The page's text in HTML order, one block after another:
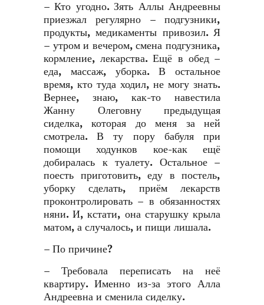
– Кто угодно. Зять Аллы Андреевны
приезжал регулярно – подгузники,
продукты, медикаменты привозил. Я
– утром и вечером, смена подгузника,
кормление, лекарства. Ещё в обед –
еда, массаж, уборка. В остальное
время, кто туда ходил, не могу знать.
Вернее, знаю, как-то навестила
Жанну Олеговну предыдущая
сиделка, которая до меня за ней
смотрела. В ту пору бабуля при
помощи ходунков кое-как ещё
добиралась к туалету. Остальное –
поесть приготовить, еду в постель,
уборку сделать, приём лекарств
проконтролировать – в обязанностях
няни. И, кстати, она старушку крыла
матом, а случалось, и пищи лишала.
– По причине?
– Требовала переписать на неё
квартиру. Именно из-за этого Алла
Андреевна и сменила сиделку.